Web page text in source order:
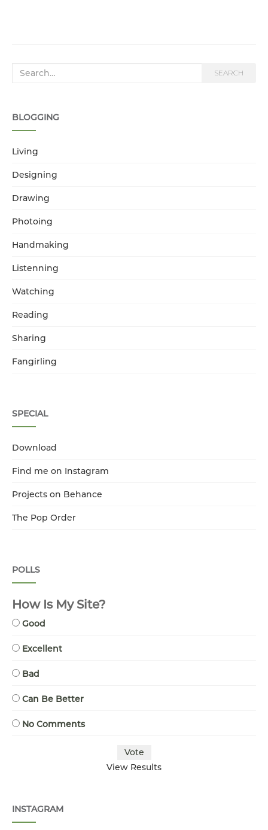
Search for: SEARCH
BLOGGING
Living
Designing
Drawing
Photoing
Handmaking
Listenning
Watching
Reading
Sharing
Fangirling
SPECIAL
Download
Find me on Instagram
Projects on Behance
The Pop Order
POLLS
How Is My Site?
Good
Excellent
Bad
Can Be Better
No Comments
View Results
INSTAGRAM